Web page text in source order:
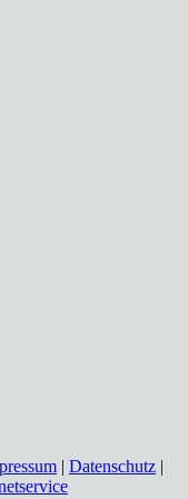
| Datenschutz |